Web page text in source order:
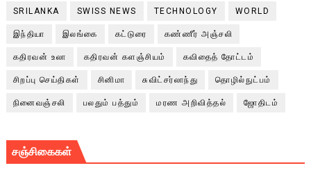
SRILANKA SWISS NEWS TECHNOLOGY WORLD
இந்தியா இலங்கை கட்டுரை கண்ணீர் அஞ்சலி
கதிரவன் உலா கதிரவன் களஞ்சியம் கவிதைத் தோட்டம்
சிறப்பு செய்திகள் சினிமா சுவிட்சர்லாந்து தொழில்நுட்பம்
நினைவஞ்சலி பலதும் பத்தும் மரண அறிவித்தல் ஜோதிடம்
சஞ்சிகைகள்